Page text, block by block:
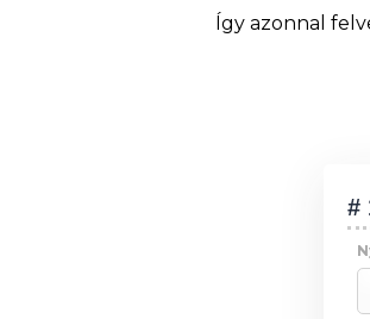
Így azonnal
#